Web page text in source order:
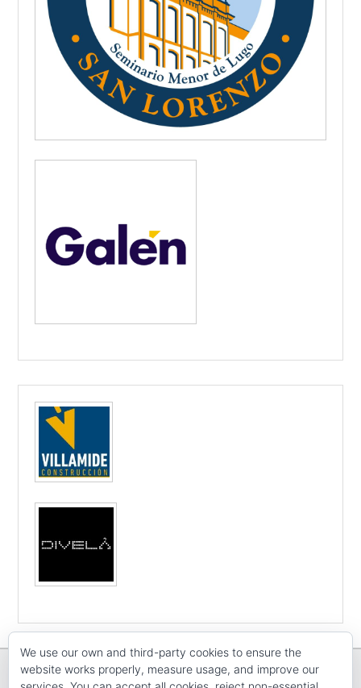
We use our own and third-party cookies to ensure the
website works properly, measure usage, and improve our